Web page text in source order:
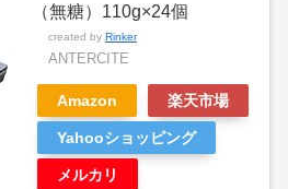
（無糖）110g×24個
created by Rinker
ANTERCITE
Amazon 楽天市場
Yahooショッピング
メルカリ